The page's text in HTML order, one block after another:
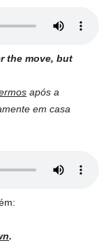
the move, but
após a
em casa
.